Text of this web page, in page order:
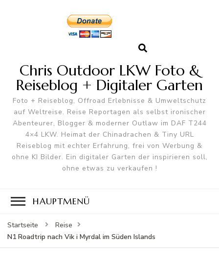
Chris Outdoor LKW Foto &
Reiseblog + Digitaler Garten
Foto + Reiseblog, Offroad Erlebnisse & Umweltschutz
auf Weltreise. Reise Reportagen als selbst ironischer
Abenteurer, Blogger & moderner Outlaw im DAF T244
4×4 LKW. Heimat der Chinadrachen & Tiny URL
Reiseblog mit echter Erfahrung, frei von Werbung &
ohne KI Bilder. Ein digitaler Garten der inspirieren soll,
ohne etwas zu verkaufen !
HAUPTMENÜ
Startseite
Reise
N1 Roadtrip nach Vik i Myrdal im Süden Islands